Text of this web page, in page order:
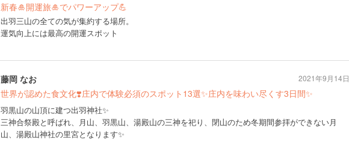
新春🎍開運旅🎍でパワーアップ💪
出羽三山の全ての気が集約する場所。
運気向上には最高の開運スポット
藤岡 なお
世界が認めた食文化❣️庄内で体験必須のスポット13選✨庄内を味わい尽くす3日間✨
羽黒山の山頂に建つ出羽神社✨
三神合祭殿と呼ばれ、月山、羽黒山、湯殿山の三神を祀り、閉山のため冬期間参拝ができない月
山、湯殿山神社の里宮となります✨
2021年9月14日